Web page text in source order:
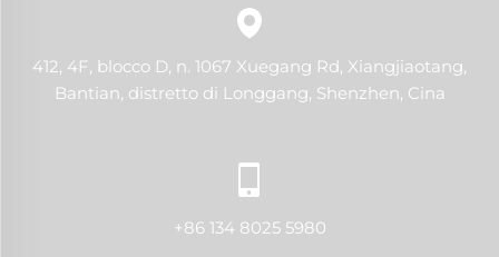
412, 4F, blocco D, n. 1067 Xuegang Rd, Xiangjiaotang,
Bantian, distretto di Longgang, Shenzhen, Cina
+86 134 8025 5980